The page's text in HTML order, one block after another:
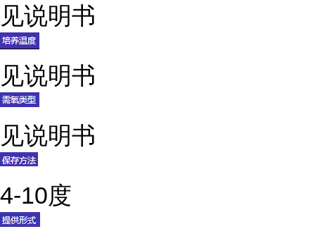
见说明书
见说明书
见说明书
4-10度